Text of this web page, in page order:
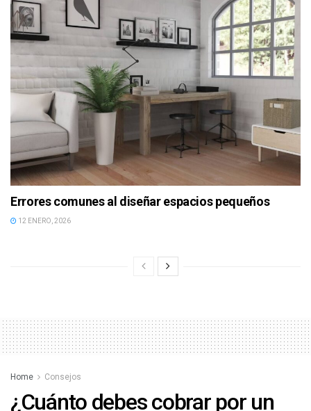
Errores comunes al diseñar espacios pequeños
12 ENERO, 2026
Home Consejos
¿Cuánto debes cobrar por un